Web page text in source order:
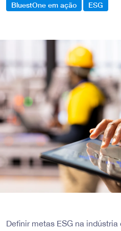
BluestOne em ação ESG
Definir metas ESG na